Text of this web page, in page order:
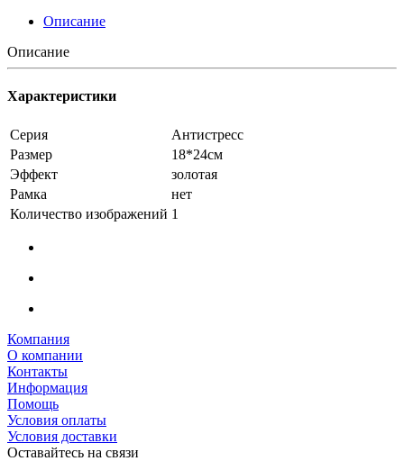
Описание
Описание
Характеристики
Серия
Антистресс
Размер
18*24см
Эффект
золотая
Рамка
нет
Количество изображений 1
Компания
О компании
Контакты
Информация
Помощь
Условия оплаты
Условия доставки
Оставайтесь на связи